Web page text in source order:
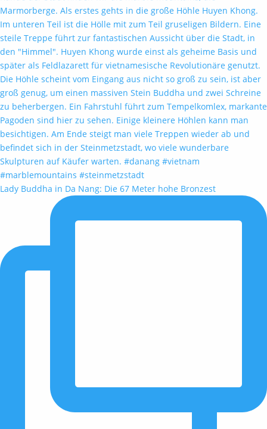
Lady Buddha in Da Nang: Die 67 Meter hohe Bronzest